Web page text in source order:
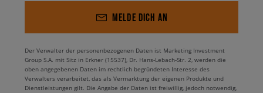
MELDE DICH AN
Der Verwalter der personenbezogenen Daten ist Marketing Investment
Group S.A. mit Sitz in Erkner (15537), Dr. Hans-Lebach-Str. 2, werden die
oben angegebenen Daten im rechtlich begründeten Interesse des
Verwalters verarbeitet, das als Vermarktung der eigenen Produkte und
Dienstleistungen gilt. Die Angabe der Daten ist freiwillig, jedoch notwendig,